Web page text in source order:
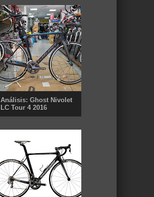
Análisis: Ghost Nivolet
LC Tour 4 2016